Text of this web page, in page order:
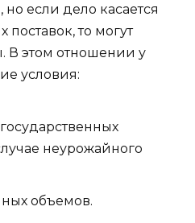
если дело касается
то могут
В этом отношении у
условия:
неурожайного
объемов.